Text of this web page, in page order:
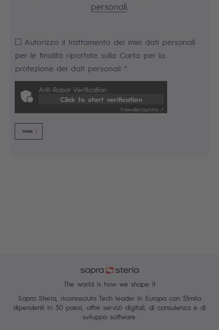
personali.
Autorizzo il trattamento dei miei dati personali
per le finalità riportate sulla Carta per la
protezione dei dati personali *
Anti-Robot Verification
Click to start verification
FriendlyCaptcha ⇗
Invia
The world is how we shape it
Sopra Steria, riconosciuta Tech leader in Europa con 51mila
dipendenti in 30 paesi, offre servizi digitali, di consulenza e di
sviluppo software.